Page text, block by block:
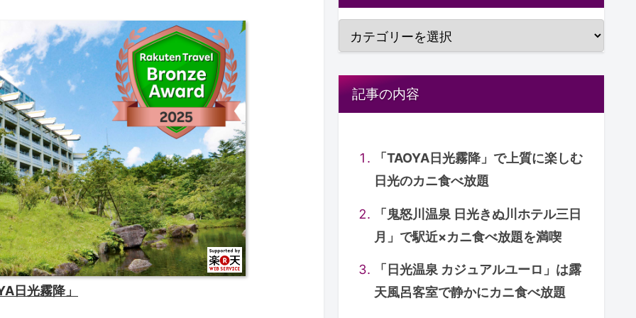
日光霧降」
記事の内容
「TAOYA日光霧降」で上質に楽しむ
日光のカニ食べ放題
「鬼怒川温泉 日光きぬ川ホテル三日
月」で駅近×カニ食べ放題を満喫
「日光温泉 カジュアルユーロ」は露
天風呂客室で静かにカニ食べ放題